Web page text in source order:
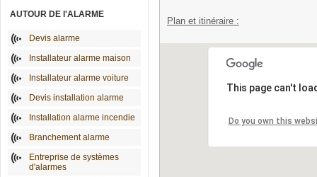
AUTOUR DE l'ALARME
Devis alarme
Installateur alarme maison
Installateur alarme voiture
Devis installation alarme
Installation alarme incendie
Branchement alarme
Entreprise de systèmes
d'alarmes
Plan et itinéraire :
This page can't
Do you own this